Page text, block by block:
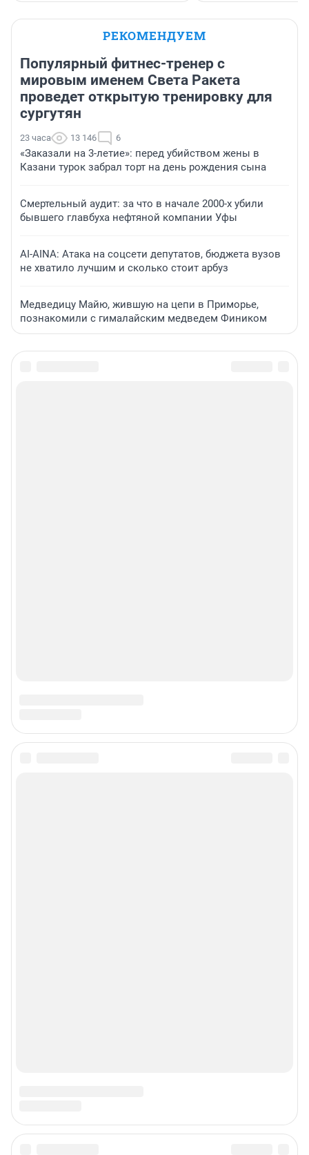
РЕКОМЕНДУЕМ
Популярный фитнес-тренер с
мировым именем Света Ракета
проведет открытую тренировку для
сургутян
23 часа 13 146 6
«Заказали на 3-летие»: перед убийством жены в
Казани турок забрал торт на день рождения сына
Смертельный аудит: за что в начале 2000-х убили
бывшего главбуха нефтяной компании Уфы
AI-AINA: Атака на соцсети депутатов, бюджета вузов
не хватило лучшим и сколько стоит арбуз
Медведицу Майю, жившую на цепи в Приморье,
познакомили с гималайским медведем Фиником